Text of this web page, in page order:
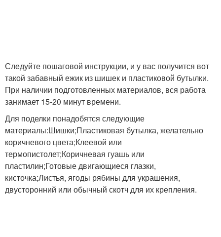
Следуйте пошаговой инструкции, и у вас получится вот
такой забавный ежик из шишек и пластиковой бутылки.
При наличии подготовленных материалов, вся работа
занимает 15-20 минут времени.
Для поделки понадобятся следующие
материалы:Шишки;Пластиковая бутылка, желательно
коричневого цвета;Клеевой или
термопистолет;Коричневая гуашь или
пластилин;Готовые двигающиеся глазки,
кисточка;Листья, ягоды рябины для украшения,
двусторонний или обычный скотч для их крепления.